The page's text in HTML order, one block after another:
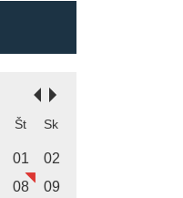
Št Sk
01
02
08
09